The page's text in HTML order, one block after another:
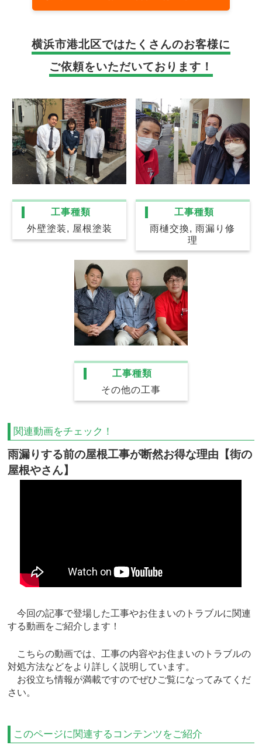
横浜市港北区ではたくさんのお客様に
ご依頼をいただいております！
工事種類
外壁塗装, 屋根塗装
工事種類
雨樋交換, 雨漏り修
理
工事種類
その他の工事
関連動画をチェック！
雨漏りする前の屋根工事が断然お得な理由【街の
屋根やさん】
今回の記事で登場した工事やお住まいのトラブルに関連
する動画をご紹介します！
こちらの動画では、工事の内容やお住まいのトラブルの
対処方法などをより詳しく説明しています。
お役立ち情報が満載ですのでぜひご覧になってみてくだ
さい。
このページに関連するコンテンツをご紹介